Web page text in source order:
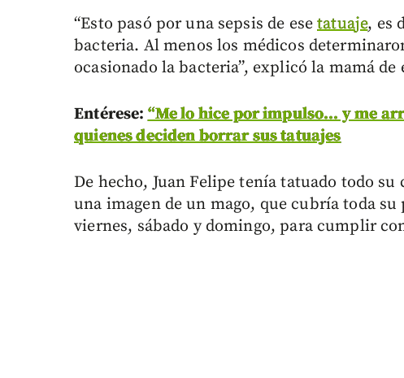
“Esto pasó por una sepsis de esetatuaje, es
bacteria. Al menos los médicos
ocasionado la bacteria”, explicó la mamá
Entérese: “Me lo hice por impulso... y me
quienes deciden borrar sus tatuajes
De hecho, Juan Felipe tenía tatuado todo su
una imagen de un mago, que cubría toda
viernes, sábado y domingo, para cumplir